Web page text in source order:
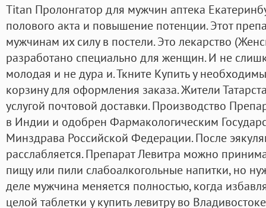
Titan Пролонгатор для мужчин аптека
полового акта и повышение потенции. Этот
мужчинам их силу в постели. Это лекарство
разработано специально для женщин. И не
молодая и не дура и. Ткните Купить у
корзину для оформления заказа. Жители
услугой почтовой доставки. Производство
в Индии и одобрен Фармакологическим
Минздрава Российской Федерации. После
расслабляется. Препарат Левитра можно
пищу или пили слабоалкогольные напитки, но
деле мужчина меняется полностью, когда
целой таблетки у купить левитру во